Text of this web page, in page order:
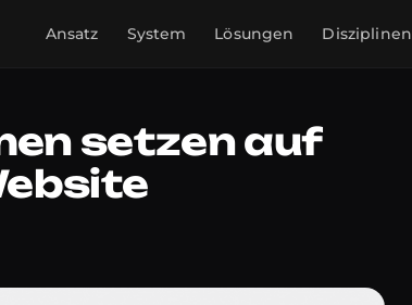
Ansatz System Lösungen Disziplinen
setzen auf